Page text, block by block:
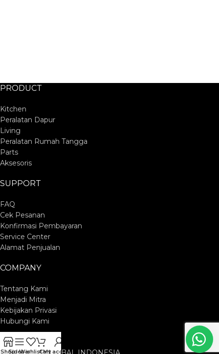
PRODUCT
Kitchen
Peralatan Dapur
Living
Peralatan Rumah Tangga
Parts
Aksesoris
SUPPORT
FAQ
Cek Pesanan
Konfirmasi Pembayaran
Service Center
Alamat Penjualan
COMPANY
Tentang Kami
Menjadi Mitra
Kebijakan Privasi
Hubungi Kami
ShopSidebarWishlistCart
My account